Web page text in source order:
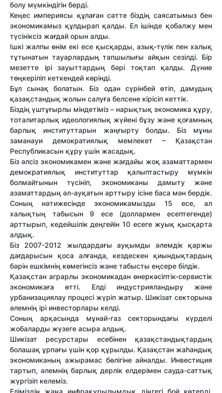
болу мүмкіндігін берді.
Кеңес империясы құлаған сәтте біздің саясатымыз бен
экономикамыз құлдырап қалды. Ел ішінде қобалжу мен
түсініксіз жағдай орын алды.
Ішкі жалпы өнім екі есе қысқарды, азық-түлік пен халық
тұтынатын тауарлардың тапшылығы айқын сезілді. Бір
мезетте ірі зауыттардың бәрі тоқтап қалды. Дүние
төңкеріліп кеткендей көрінді.
Бұл сынақ болатын. Біз одан сүрінбей өтіп, дамудың
қазақстандық жолын салуға белсене кірісіп кеттік.
Біздің үштұғырлы міндетіміз – нарықтық экономика құру,
тоталитарлық идеологиялық жүйені бұзу және қоғамның
барлық институттарын жаңғырту болды. Біз мұны
заманауи демократиялық мемлекет – Қазақстан
Республикасын құру үшін жасадық.
Біз әлсіз экономикамен және жағдайы жоқ азаматтармен
демократиялық институттар қалыптастыру мүмкін
болмайтынын түсініп, экономиканы дамыту және
азаматтардың әл-ауқатын арттыру ісіне баса мән бердік.
Соның нәтижесінде экономикамызды 15 есе, ал
халықтың табысын 9 есе (доллармен есептегенде)
арттырып, кедейшілік деңгейін 10 есеге жуық қысқарта
алдық.
Біз 2007-2012 жылдардағы ауқымды әлемдік қаржы
дағдарысын қоса алғанда, кездескен қиындықтардың
бәрін ешкімнің көмегінсіз және табысты еңсере білдік.
Қазақстан аграрлы экономикадан өнеркәсіптік-сервистік
экономикаға өтті. Елді индустрияландыру және
урбанизациялау процесі жүріп жатыр. Шикізат секторына
әлемнің ірі инвесторлары келді.
Соның арқасында мұнай-газ секторындағы күрделі
жобаларды жүзеге асыра алдық.
Шикізат ресурстары есебінен қазақстандықтардың
болашақ ұрпағы үшін қор құрылды. Қазақстан жаһандық
экономиканың ажырамас бөлігіне айналды. Инвестиция
тартып, әлемнің барлық дерлік елдерімен сауда-саттық
жүргізіп келеміз.